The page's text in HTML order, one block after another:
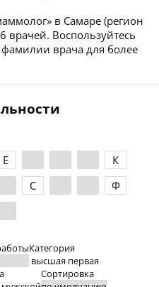
в Самаре (регион
врачей. Воспользуйтесь
врача для более
Е
К
С
Ф
Категория
высшая первая
Сортировка